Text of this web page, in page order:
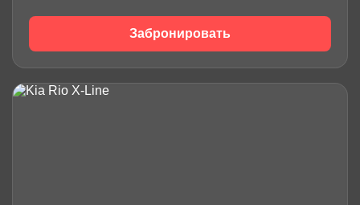
Забронировать